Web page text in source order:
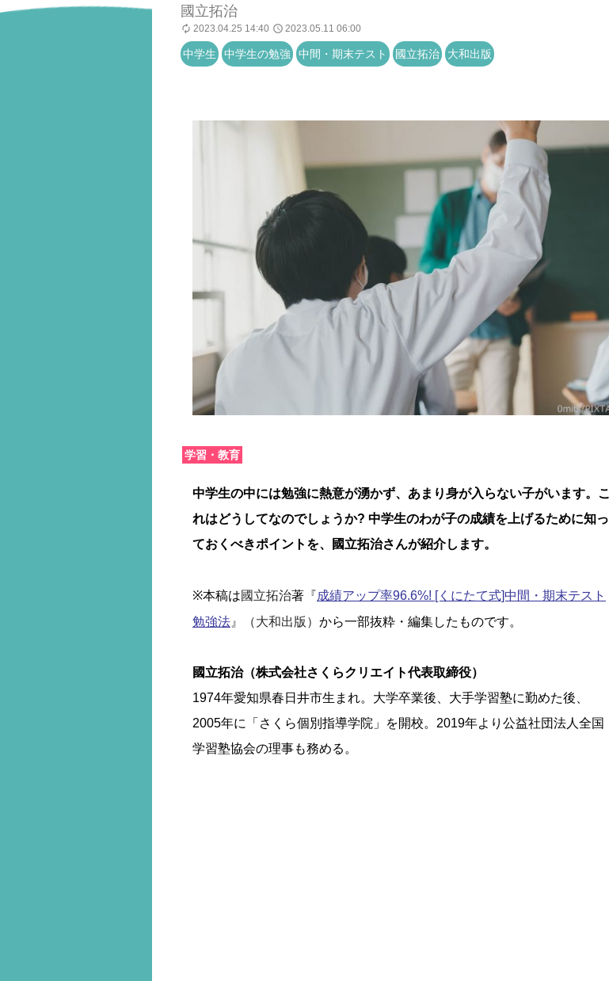
國立拓治
2023.04.25 14:40 2023.05.11 06:00
中学生 中学生の勉強 中間・期末テスト 國立拓治 大和出版
学習・教育
中学生の中には勉強に熱意が湧かず、あまり身が入らない子がいます。こ
れはどうしてなのでしょうか? 中学生のわが子の成績を上げるために知っ
ておくべきポイントを、國立拓治さんが紹介します。
※本稿は國立拓治著 『成績アップ率96.6%! [くにたて式]中間・期末テスト
勉強法』（大和出版） から一部抜粋・編集したものです。
國立拓治（株式会社さくらクリエイト代表取締役）
1974年愛知県春日井市生まれ。大学卒業後、大手学習塾に勤めた後、
2005年に「さくら個別指導学院」を開校。2019年より公益社団法人全国
学習塾協会の理事も務める。